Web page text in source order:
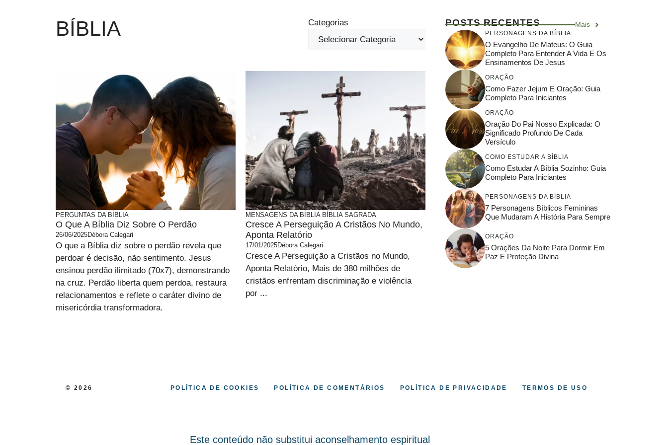
BÍBLIA Categorias
PERGUNTAS DA BÍBLIA
O Que A Bíblia Diz Sobre O Perdão
26/06/2025Débora Calegari
O que a Bíblia diz sobre o perdão revela que
perdoar é decisão, não sentimento. Jesus
ensinou perdão ilimitado (70x7), demonstrando
na cruz. Perdão liberta quem perdoa, restaura
relacionamentos e reflete o caráter divino de
misericórdia transformadora.
MENSAGENS DA BÍBLIA BÍBLIA SAGRADA
Cresce A Perseguição A Cristãos No Mundo,
Aponta Relatório
17/01/2025Débora Calegari
Cresce A Perseguição a Cristãos no Mundo,
Aponta Relatório, Mais de 380 milhões de
cristãos enfrentam discriminação e violência
por ...
POSTS RECENTES Mais
PERSONAGENS DA BÍBLIA
O Evangelho De Mateus: O Guia
Completo Para Entender A Vida E Os
Ensinamentos De Jesus
ORAÇÃO
Como Fazer Jejum E Oração: Guia
Completo Para Iniciantes
ORAÇÃO
Oração Do Pai Nosso Explicada: O
Significado Profundo De Cada
Versículo
COMO ESTUDAR A BÍBLIA
Como Estudar A Bíblia Sozinho: Guia
Completo Para Iniciantes
PERSONAGENS DA BÍBLIA
7 Personagens Bíblicos Femininas
Que Mudaram A História Para Sempre
ORAÇÃO
5 Orações Da Noite Para Dormir Em
Paz E Proteção Divina
© 2026 POLÍTICA DE COOKIES POLÍTICA DE COMENTÁRIOS POLÍTICA DE PRIVACIDADE TERMOS DE USO
Este conteúdo não substitui aconselhamento espiritual